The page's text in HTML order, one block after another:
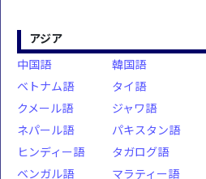
アジア
中国語
韓国語
ベトナム語
タイ語
クメール語
ジャワ語
ネパール語
パキスタン語
ヒンディー語
タガログ語
ベンガル語
マラティー語